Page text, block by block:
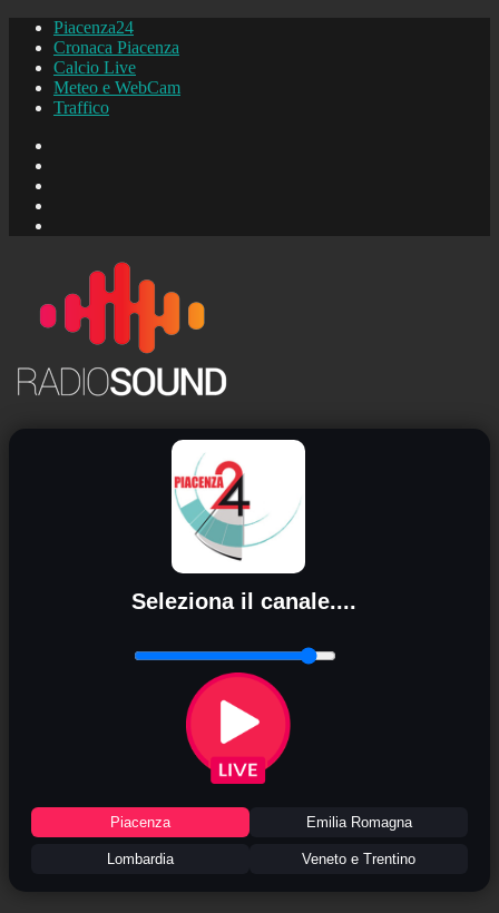
Piacenza24
Cronaca Piacenza
Calcio Live
Meteo e WebCam
Traffico
Seleziona il canale....
Piacenza Emilia Romagna
Lombardia Veneto e Trentino